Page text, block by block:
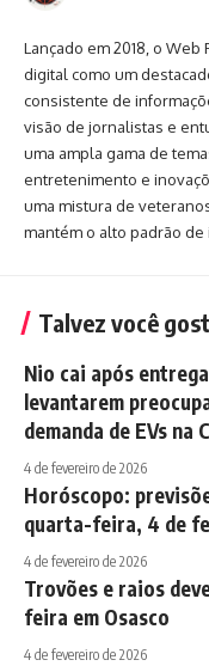
Lançado em 2018, o
digital como um
consistente de
visão de jornalistas e
uma ampla gama de
entretenimento e
uma mistura de
mantém o alto padrão
Talvez você
Nio cai após
levantarem
demanda de EVs na
4 de fevereiro de 2026
Horóscopo:
quarta-feira, 4 de
4 de fevereiro de 2026
Trovões e raios
feira em Osasco
4 de fevereiro de 2026